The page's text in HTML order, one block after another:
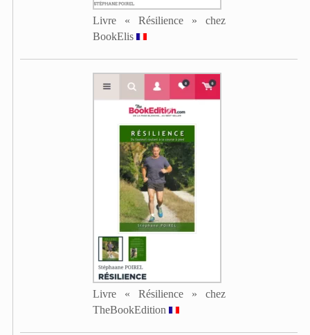
Livre « Résilience » chez
BookElis
Livre « Résilience » chez
TheBookEdition